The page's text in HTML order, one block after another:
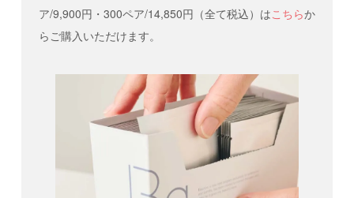
ア/9,900円・300ペア/14,850円（全て税込）はこちらか
らご購入いただけます。